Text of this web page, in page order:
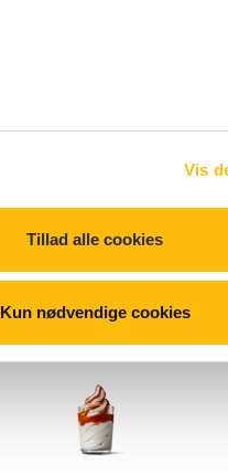
Vis
Tillad alle cookies
Kun nødvendige cookies
1.487
Sundae m. chokolade
1.190 kJ | 282 kcal1.190